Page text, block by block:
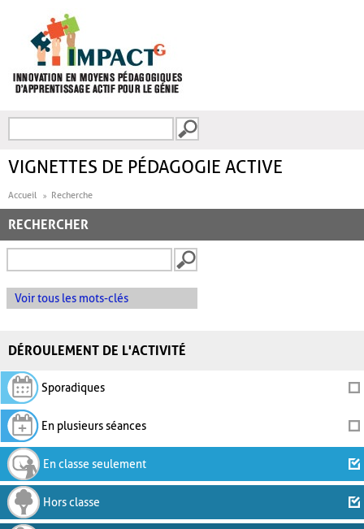
FORMULAIRE DE
VIGNETTES DE PÉDAGOGIE ACTIVE
Accueil Recherche
RECHERCHER
Voir tous les mots-clés
DÉROULEMENT DE L'ACTIVITÉ
Sporadiques
En plusieurs séances
En classe seulement
Hors classe